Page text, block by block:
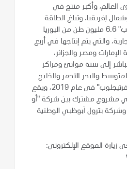
العالم، وأكبر منتج في
إفريقيا. وتبلغ الطاقة
الإنتاجية لشركة "فرتيجلوب" 6.6 مليون طن من اليوريا
والتي يتم إنتاجها في أربع
ومصر والجزائر،
إلى ستة موانئ ومراكز
والبحر الأحمر والخليج
العربي. تأسست شركة "فرتيجلوب" في عام 2019، ويقع
مشروع مشترك بين شركة "أو
إن. في." (58%) وشركة بترول أبوظبي الوطنية
زيارة الموقع الإلكتروني: